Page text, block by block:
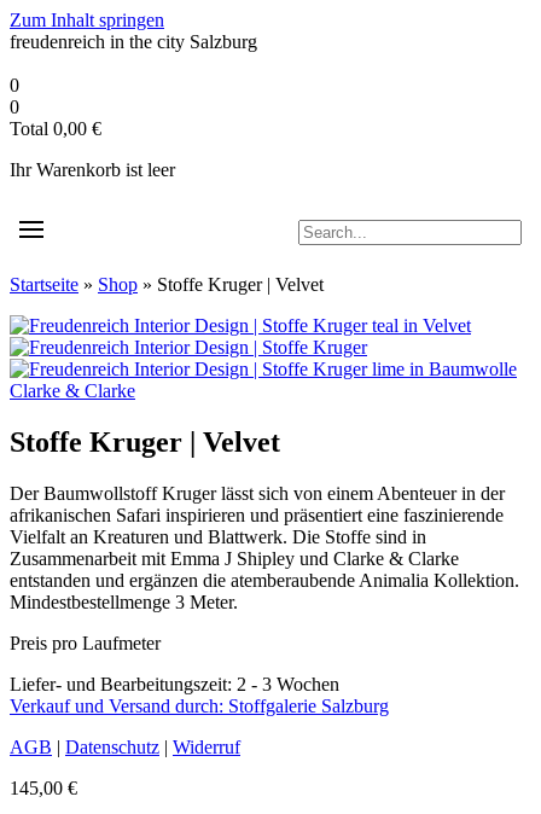
Zum Inhalt springen
freudenreich in the city Salzburg
0
0
Total 0,00 €
Ihr Warenkorb ist leer
Startseite » Shop » Stoffe Kruger | Velvet
Clarke & Clarke
Stoffe Kruger | Velvet
Der Baumwollstoff Kruger lässt sich von einem Abenteuer in der
afrikanischen Safari inspirieren und präsentiert eine faszinierende
Vielfalt an Kreaturen und Blattwerk. Die Stoffe sind in
Zusammenarbeit mit Emma J Shipley und Clarke & Clarke
entstanden und ergänzen die atemberaubende Animalia Kollektion.
Mindestbestellmenge 3 Meter.
Preis pro Laufmeter
Liefer- und Bearbeitungszeit: 2 - 3 Wochen
Verkauf und Versand durch: Stoffgalerie Salzburg
AGB | Datenschutz | Widerruf
145,00 €